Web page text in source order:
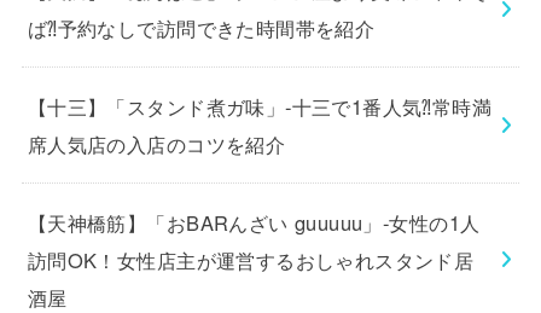
ば⁈予約なしで訪問できた時間帯を紹介
【十三】「スタンド煮ガ味」-十三で1番人気⁈常時満
席人気店の入店のコツを紹介
【天神橋筋】「おBARんざい guuuuu」-女性の1人
訪問OK！女性店主が運営するおしゃれスタンド居
酒屋